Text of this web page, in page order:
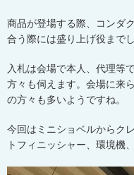
商品が登場する際、コンダ
合う際には盛り上げ役まで
入札は会場で本人、代理等
方々も伺えます。会場に来
の方々も多いようですね。
今回はミニショベルからク
トフィニッシャー、環境機